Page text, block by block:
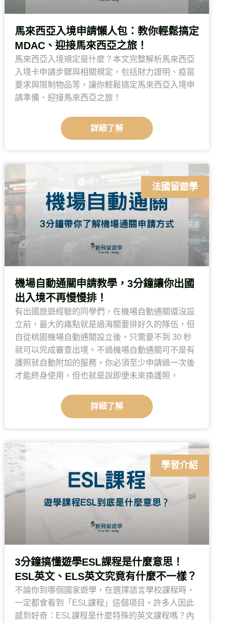
馬來西亞入境申請懶人包：教你輕鬆搞定
MDAC、迎接馬來西亞之旅！
馬來西亞入境規定是什麼？本文完整解析馬來西亞
入境卡申請步驟與相關規定，包括財力證明、疫苗
要求與限制物品等，讓你輕鬆搞定馬來西亞入境申
請準備、迎接馬來西亞之旅！
詳細了解
法國留遊學
機場自動通關申請教學，3分鐘讓你出國
出入境不再慢慢排！
有出國旅遊經驗的同學們，在機場自動通關還沒設
立前，最大的痛點就是過海關要排好久的隊伍，但
自從桃園機場自動通關設立後，只需要不到 30 秒
就可以完成審查出境。不過機場自動通關可不是有
護照就自動附加的服務，你必須至少申請過一次後
才能終身使用，但也就是說即便未來換護照，
詳細了解
學習介紹
3分鐘搞懂遊學ESL課程是什麼意思！
ESL英文、ELS英文究竟有什麼不一樣？
不論你到哪個國家遊學，在選擇語言學校課程時，
一定都會看到「ESL課程」這個項目。許多人因此
感到好奇：ESL課程是什麼特殊的英文課程嗎？內